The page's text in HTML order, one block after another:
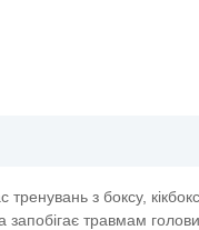
з боксу,
травмам